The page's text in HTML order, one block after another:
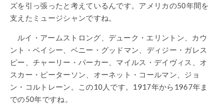
ズを引っ張ったと考えているんです。アメリカの50年間を
支えたミュージシャンですね。
ルイ・アームストロング、デューク・エリントン、カウ
ント・ベイシー、ベニー・グッドマン、ディジー・ガレス
ピー、チャーリー・パーカー、マイルス・デイヴィス、オ
スカー・ピーターソン、オーネット・コールマン、ジョ
ン・コルトレーン。この10人です。1917年から1967年ま
での50年ですね。